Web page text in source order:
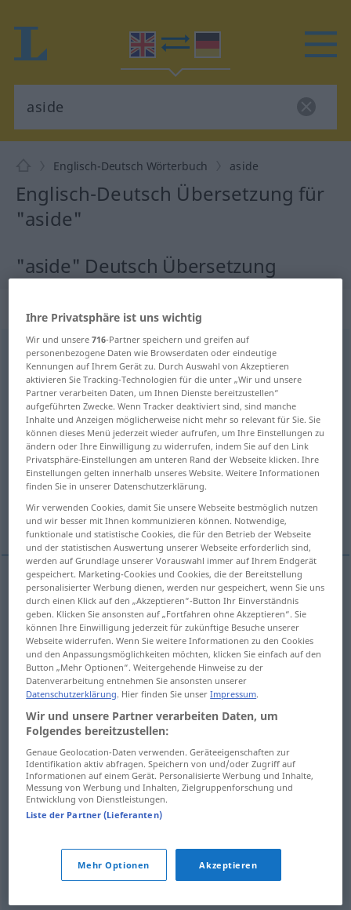
Englisch-Deutsch Wörterbuch aside
Englisch-Deutsch Übersetzung für
"aside"
"aside" Deutsch Übersetzung
„aside“ : adverb
aside [əˈsaid]adv
Übersicht aller Übersetzungen
(Für mehr Details die Übersetzung anklicken/antippen)
beiseite, auf die Seite, seitwärts, abseits
beiseite, weg für sich, leise, beiseite
abgesehen, mit Ausnahme
beiseite, auf dieSeite,seitwärts,abseits asideto
one side, sideways
aside away, at one side
für sich,leise,beiseite(gesprochene Worte)
aside THEAT quietly
, mitAusnahme fromvon)
aside
Ihre Privatsphäre ist uns wichtig
Wir und unsere716-Partner speichern und greifen auf
personenbezogene Daten wie Browserdaten oder eindeutige
Kennungen auf Ihrem Gerät zu. Durch Auswahl von Akzeptieren
aktivieren Sie Tracking-Technologien für die unter „Wir und unsere
Partner verarbeiten Daten, um Ihnen Dienste bereitzustellen“
aufgeführten Zwecke. Wenn Tracker deaktiviert sind, sind manche
Inhalte und Anzeigen möglicherweise nicht mehr so relevant für Sie. Sie
können dieses Menü jederzeit wieder aufrufen, um Ihre Einstellungen zu
ändern oder Ihre Einwilligung zu widerrufen, indem Sie auf den Link
Privatsphäre-Einstellungen am unteren Rand der Webseite klicken. Ihre
Einstellungen gelten innerhalb unseres Website. Weitere Informationen
finden Sie in unserer Datenschutzerklärung.
Wir verwenden Cookies, damit Sie unsere Webseite bestmöglich nutzen
und wir besser mit Ihnen kommunizieren können. Notwendige,
funktionale und statistische Cookies, die für den Betrieb der Webseite
und der statistischen Auswertung unserer Webseite erforderlich sind,
werden auf Grundlage unserer Vorauswahl immer auf Ihrem Endgerät
gespeichert. Marketing-Cookies und Cookies, die der Bereitstellung
personalisierter Werbung dienen, werden nur gespeichert, wenn Sie uns
durch einen Klick auf den „Akzeptieren“-Button Ihr Einverständnis
geben. Klicken Sie ansonsten auf „Fortfahren ohne Akzeptieren“. Sie
können Ihre Einwilligung jederzeit für zukünftige Besuche unserer
Webseite widerrufen. Wenn Sie weitere Informationen zu den Cookies
und den Anpassungsmöglichkeiten möchten, klicken Sie einfach auf den
Button „Mehr Optionen“. Weitergehende Hinweise zu der
Datenverarbeitung entnehmen Sie ansonsten unserer
Datenschutzerklärung. Hier finden Sie unserImpressum.
Wir und unsere Partner verarbeiten Daten, um
Folgendes bereitzustellen:
Genaue Geolocation-Daten verwenden. Geräteeigenschaften zur
Identifikation aktiv abfragen. Speichern von und/oder Zugriff auf
Informationen auf einem Gerät. Personalisierte Werbung und Inhalte,
Messung von Werbung und Inhalten, Zielgruppenforschung und
Entwicklung von Dienstleistungen.
Liste der Partner (Lieferanten)
Mehr Optionen Akzeptieren